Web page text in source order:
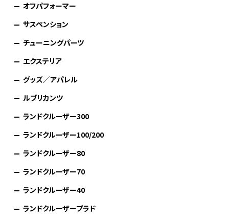
オフパフォーマー
サスペンション
チューニングパーツ
エクステリア
グッズ／アパレル
ルブリカンツ
ランドクルーザー300
ランドクルーザー100/200
ランドクルーザー80
ランドクルーザー70
ランドクルーザー40
ランドクルーザープラド